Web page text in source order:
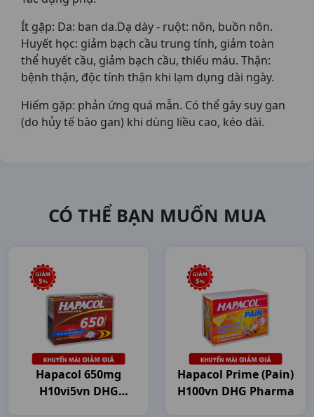
Ít gặp: Da: ban da.Dạ dày - ruột: nôn, buồn nôn.
Huyết học: giảm bạch cầu trung tính, giảm toàn
thể huyết cầu, giảm bạch cầu, thiếu máu. Thận:
bệnh thận, độc tính thận khi lạm dụng dài ngày.
Hiếm gặp: phản ứng quá mẫn. Có thể gây suy gan
(do hủy tế bào gan) khi dùng liều cao, kéo dài.
CÓ THỂ BẠN MUỐN MUA
Hapacol 650mg
H10vi5vn DHG
Hapacol Prime (Pain)
H100vn DHG Pharma